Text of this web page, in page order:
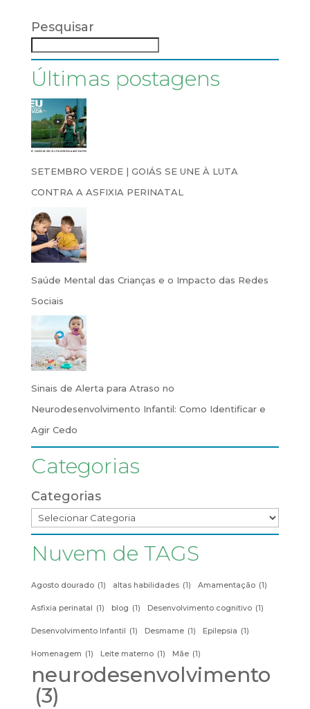
Pesquisar
Últimas postagens
SETEMBRO VERDE | GOIÁS SE UNE À LUTA
CONTRA A ASFIXIA PERINATAL
Saúde Mental das Crianças e o Impacto das Redes
Sociais
Sinais de Alerta para Atraso no
Neurodesenvolvimento Infantil: Como Identificar e
Agir Cedo
Categorias
Categorias
Nuvem de TAGS
Agosto dourado (1) altas habilidades (1) Amamentação (1)
Asfixia perinatal (1) blog (1) Desenvolvimento cognitivo (1)
Desenvolvimento Infantil (1) Desmame (1) Epilepsia (1)
Homenagem (1) Leite materno (1) Mãe (1)
neurodesenvolvimento
(3)